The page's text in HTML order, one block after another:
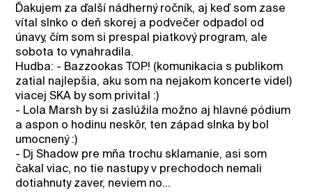
Ďakujem za ďalší nádherný ročník, aj keď som zase
vítal slnko o deň skorej a podvečer odpadol od
únavy, čím som si prespal piatkový program, ale
sobota to vynahradila.
Hudba: - Bazzookas TOP! (komunikacia s publikom
zatial najlepšia, aku som na nejakom koncerte videl)
viacej SKA by som privital :)
- Lola Marsh by si zaslúžila možno aj hlavné pódium
a aspon o hodinu neskôr, ten západ slnka by bol
umocnený :)
- Dj Shadow pre mňa trochu sklamanie, asi som
čakal viac, no tie nastupy v prechodoch nemali
dotiahnuty zaver, neviem no...